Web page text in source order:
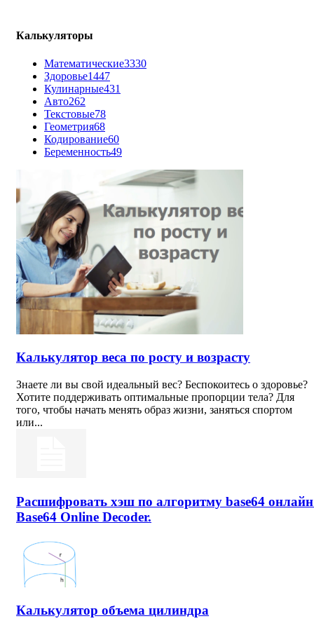
Калькуляторы
Математические3330
Здоровье1447
Кулинарные431
Авто262
Текстовые78
Геометрия68
Кодирование60
Беременность49
Калькулятор веса по росту и возрасту
Знаете ли вы свой идеальный вес? Беспокоитесь о здоровье?
Хотите поддерживать оптимальные пропорции тела? Для
того, чтобы начать менять образ жизни, заняться спортом
или...
Расшифровать хэш по алгоритму base64
Base64 Online Decoder.
Калькулятор объема цилиндра